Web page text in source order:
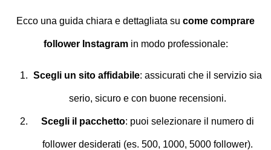
Ecco una guida chiara e dettagliata su come comprare
follower Instagramin modo professionale:
Scegli un sito affidabile: assicurati che il servizio sia
serio, sicuro e con buone recensioni.
Scegli il pacchetto: puoi selezionare il numero di
follower desiderati (es. 500, 1000, 5000 follower).